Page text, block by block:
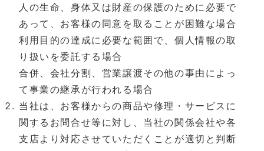
人の生命、身体又は財産の保護のために必要で
あって、お客様の同意を取ることが困難な場合
利用目的の達成に必要な範囲で、個人情報の取
り扱いを委託する場合
合併、会社分割、営業譲渡その他の事由によっ
て事業の継承が行われる場合
当社は、お客様からの商品や修理・サービスに
関するお問合せ等に対し、当社の関係会社や各
支店より対応させていただくことが適切と判断